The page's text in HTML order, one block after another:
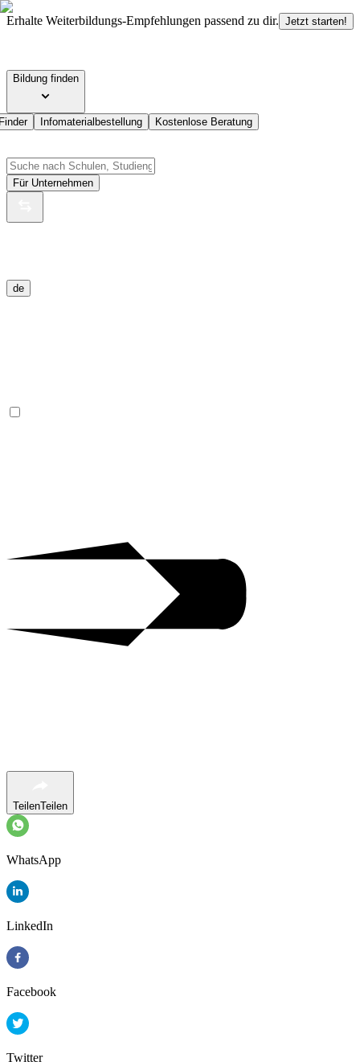
Erhalte Weiterbildungs-Empfehlungen passend zu dir. Jetzt starten!
Bildung finden
Infomaterialbestellung Kostenlose Beratung
Für Unternehmen
de
TeilenTeilen
WhatsApp
LinkedIn
Facebook
Twitter